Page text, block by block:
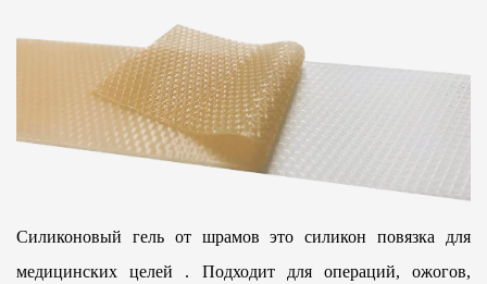
Силиконовый гель от шрамовэто силиконповязка для
медицинских целей . Подходит для операций, ожогов,